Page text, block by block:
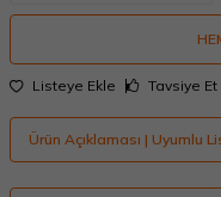
Listeye Ekle Tavsiye Et
Ürün Açıklaması | Uyumlu